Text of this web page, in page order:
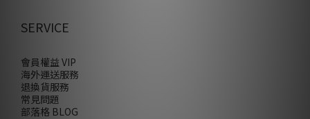
SERVICE
會員權益 VIP
海外運送服務
退換貨服務
常見問題
部落格 BLOG